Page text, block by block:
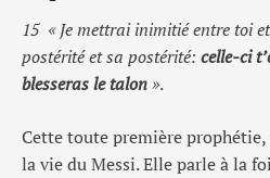
15 «Je mettrai inimitié entre toi
postérité et sa postérité: celle-ci
blesseras le talon».
Cette toute première
la vie du Messi. Elle parle à la